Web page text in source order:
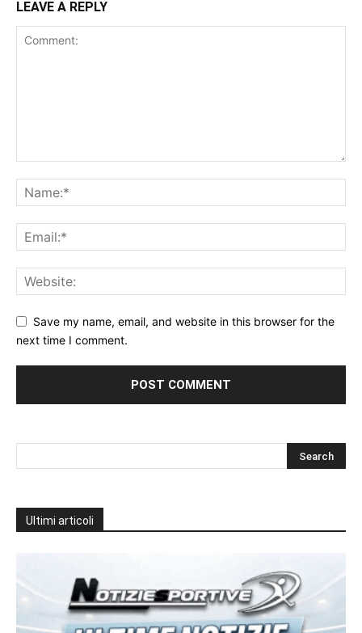
LEAVE A REPLY
Save my name, email, and website in this browser for the
next time I comment.
Ultimi articoli